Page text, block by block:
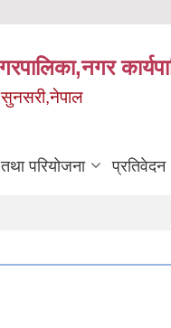
परियोजना प्रतिवेदन